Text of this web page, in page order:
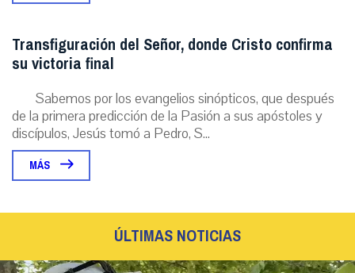
Transfiguración del Señor, donde Cristo confirma
su victoria final
Sabemos por los evangelios sinópticos, que después
de la primera predicción de la Pasión a sus apóstoles y
discípulos, Jesús tomó a Pedro, S...
MÁS
ÚLTIMAS NOTICIAS